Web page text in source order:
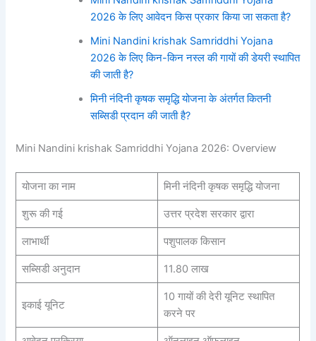
2026 के लिए आवेदन किस प्रकार किया जा सकता है?
Mini Nandini krishak Samriddhi Yojana
2026 के लिए किन-किन नस्ल की गायों की डेयरी स्थापित
की जाती है?
मिनी नंदिनी कृषक समृद्धि योजना के अंतर्गत कितनी
सब्सिडी प्रदान की जाती है?
Mini Nandini krishak Samriddhi Yojana 2026: Overview
योजना का नाम मिनी नंदिनी कृषक समृद्धि योजना
शुरू की गई उत्तर प्रदेश सरकार द्वारा
लाभार्थी पशुपालक किसान
सब्सिडी अनुदान 11.80 लाख
इकाई यूनिट
10 गायों की देरी यूनिट स्थापित
करने पर